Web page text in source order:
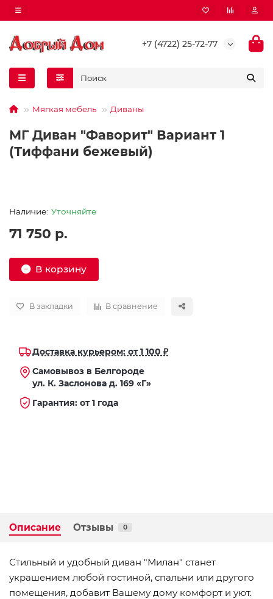
+7 (4722) 25-72-77
Мягкая мебель Диваны
МГ Диван "Фаворит" Вариант 1
(Тиффани бежевый)
Уточняйте
71 750 р.
В корзину
В закладки В сравнение
Доставка курьером: от 1 100 ₽
Самовывоз в Белгороде
ул. К. Заслонова д. 169 «Г»
Гарантия: от 1 года
Описание Отзывы 0
Стильный и удобный диван "Милан" станет
украшением любой гостиной, спальни или другого
помещения, добавит Вашему дому комфорт и уют.